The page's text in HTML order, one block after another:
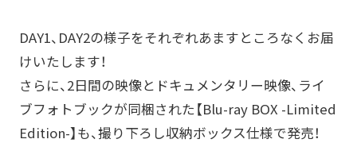
DAY1、DAY2の様子をそれぞれあますところなくお届
けいたします！
さらに、2日間の映像とドキュメンタリー映像、ライ
ブフォトブックが同梱された【Blu-ray BOX -Limited
Edition-】も、撮り下ろし収納ボックス仕様で発売！